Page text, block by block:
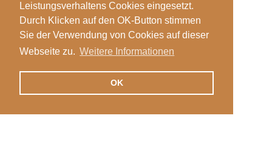
Leistungsverhaltens Cookies eingesetzt.
Durch Klicken auf den OK-Button stimmen
Sie der Verwendung von Cookies auf dieser
Webseite zu. Weitere Informationen
OK